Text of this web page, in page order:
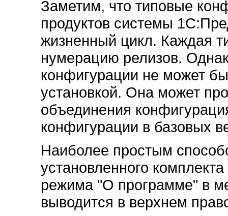
Заметим, что типовые
продуктов системы
жизненный цикл. Каждая
нумерацию релизов.
конфигурации не может
установкой. Она может
объединения
конфигурации в базовых
Наиболее простым
установленного
режима "О программе" в
выводится в верхнем